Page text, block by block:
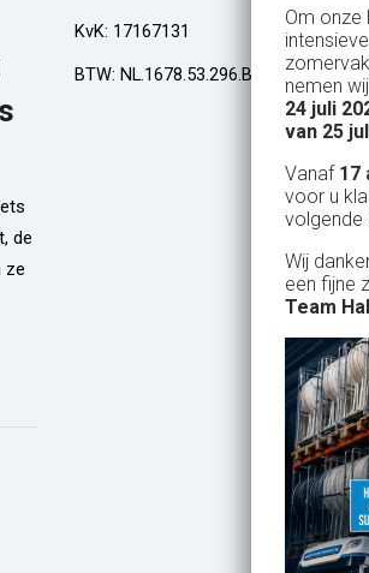
de
ze
Top!
Al een aantal jaar huren wij in Geldrop
een kamphuis met vrienden. We huren
dan een bar incl vaten bier en deze
wordt netjes voor ons neergezet. Er zit
doen als je een vat gaat verwisselen.
Alle spullen worden op maandag ook
weer netjes opgehaald ook al zijn wij
dan weer thuis ;) In het warme weekend
van 10 juli waren wij wederom in
Geldrop en we hebben van het begin tot
het eind een heerlijk koud biertje
gedronken! Top installatie !! Ingrid
Hoogvliet Rotterdam
KvK: 17167131
BTW: NL.1678.53.296.B01
Om onze
nemen
24 juli
van 25
Vanaf 17
voor u
volgende
Wij
een fijne
Team